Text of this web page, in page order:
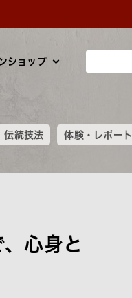
ショップ
伝統技法 体験・レポート
心身と